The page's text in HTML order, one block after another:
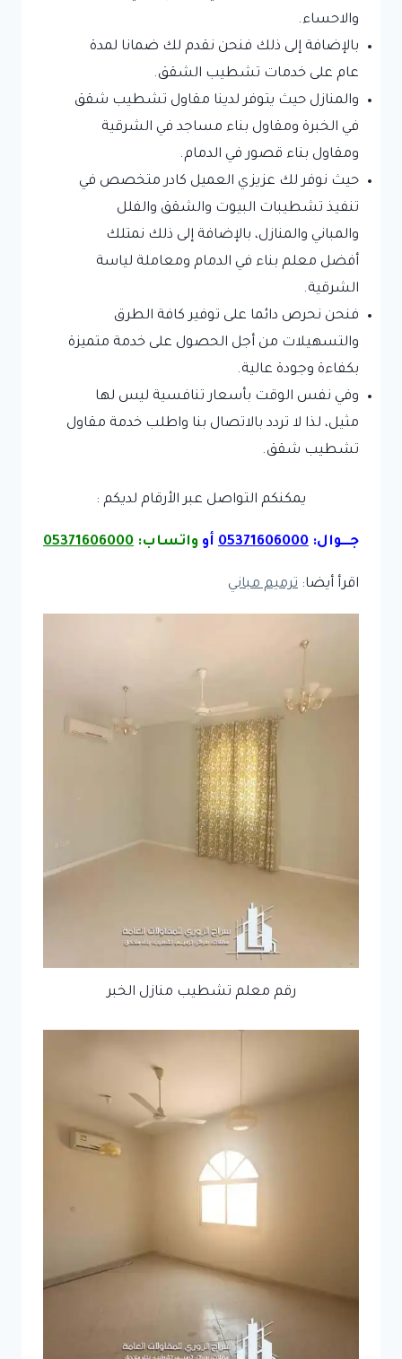
والاحساء.
بالإضافة إلى ذلك فنحن نقدم لك ضمانا لمدة
عام على خدمات تشطيب الشقق.
والمنازل حيث يتوفر لدينا مقاول تشطيب شقق
في الخبرة ومقاول بناء مساجد في الشرقية
ومقاول بناء قصور في الدمام.
حيث نوفر لك عزيزي العميل كادر متخصص في
تنفيذ تشطيبات البيوت والشقق والفلل
والمباني والمنازل، بالإضافة إلى ذلك نمتلك
أفضل معلم بناء في الدمام ومعاملة لياسة
الشرقية.
فنحن نحرص دائما على توفير كافة الطرق
والتسهيلات من أجل الحصول على خدمة متميزة
بكفاءة وجودة عالية.
وفي نفس الوقت بأسعار تنافسية ليس لها
مثيل، لذا لا تردد بالاتصال بنا واطلب خدمة مقاول
تشطيب شقق.
يمكنكم التواصل عبر الأرقام لديكم :
جـــوال: 05371606000 أو واتساب: 05371606000
اقرأ أيضا: ترميم مباني
رقم معلم تشطيب منازل الخبر